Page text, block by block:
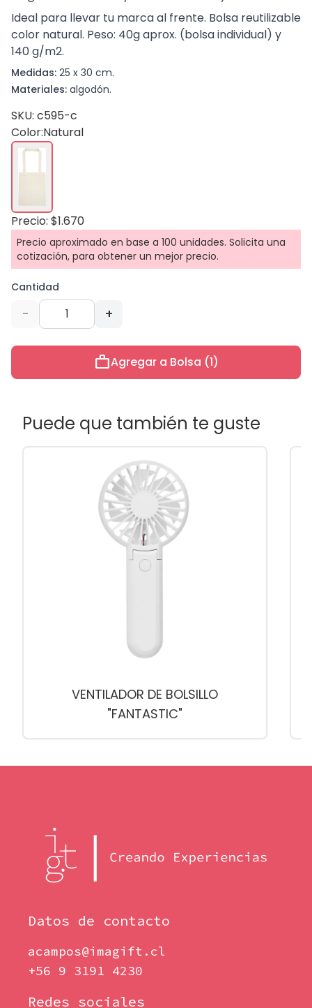
Ideal para llevar tu marca al frente. Bolsa reutilizable
color natural. Peso: 40g aprox. (bolsa individual) y
140 g/m2.
Medidas: 25 x 30 cm.
Materiales: algodón.
SKU: c595-c
Color:Natural
Precio: $1.670
Precio aproximado en base a 100 unidades. Solicita una
cotización, para obtener un mejor precio.
Cantidad
- +
workAgregar a Bolsa (1)
Puede que también te guste
VENTILADOR DE BOLSILLO
"FANTASTIC"
Datos de contacto
acampos@imagift.cl
+56 9 3191 4230
Redes sociales